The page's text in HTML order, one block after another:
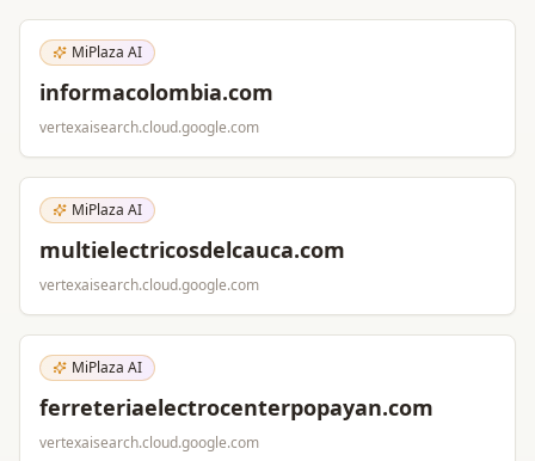
MiPlaza AI
informacolombia.com
vertexaisearch.cloud.google.com
MiPlaza AI
multielectricosdelcauca.com
vertexaisearch.cloud.google.com
MiPlaza AI
ferreteriaelectrocenterpopayan.com
vertexaisearch.cloud.google.com